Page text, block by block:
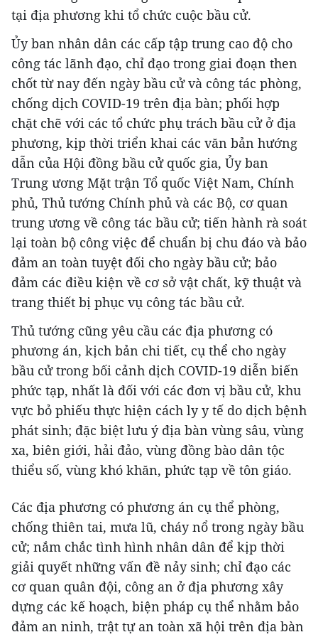
tại địa phương khi tổ chức cuộc bầu cử.
Ủy ban nhân dân các cấp tập trung cao độ cho
công tác lãnh đạo, chỉ đạo trong giai đoạn then
chốt từ nay đến ngày bầu cử và công tác phòng,
chống dịch COVID-19 trên địa bàn; phối hợp
chặt chẽ với các tổ chức phụ trách bầu cử ở địa
phương, kịp thời triển khai các văn bản hướng
dẫn của Hội đồng bầu cử quốc gia, Ủy ban
Trung ương Mặt trận Tổ quốc Việt Nam, Chính
phủ, Thủ tướng Chính phủ và các Bộ, cơ quan
trung ương về công tác bầu cử; tiến hành rà soát
lại toàn bộ công việc để chuẩn bị chu đáo và bảo
đảm an toàn tuyệt đối cho ngày bầu cử; bảo
đảm các điều kiện về cơ sở vật chất, kỹ thuật và
trang thiết bị phục vụ công tác bầu cử.
Thủ tướng cũng yêu cầu các địa phương có
phương án, kịch bản chi tiết, cụ thể cho ngày
bầu cử trong bối cảnh dịch COVID-19 diễn biến
phức tạp, nhất là đối với các đơn vị bầu cử, khu
vực bỏ phiếu thực hiện cách ly y tế do dịch bệnh
phát sinh; đặc biệt lưu ý địa bàn vùng sâu, vùng
xa, biên giới, hải đảo, vùng đồng bào dân tộc
thiểu số, vùng khó khăn, phức tạp về tôn giáo.
Các địa phương có phương án cụ thể phòng,
chống thiên tai, mưa lũ, cháy nổ trong ngày bầu
cử; nắm chắc tình hình nhân dân để kịp thời
giải quyết những vấn đề nảy sinh; chỉ đạo các
cơ quan quân đội, công an ở địa phương xây
dựng các kế hoạch, biện pháp cụ thể nhằm bảo
đảm an ninh, trật tự an toàn xã hội trên địa bàn